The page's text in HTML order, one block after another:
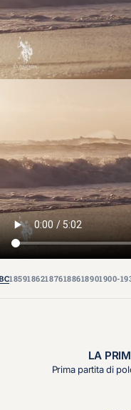
185918621876188618901900-
LA
Prima partita di